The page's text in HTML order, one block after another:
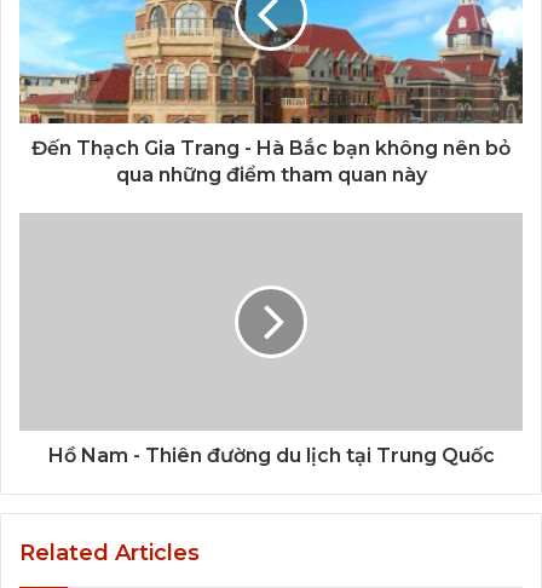
Đến Thạch Gia Trang - Hà Bắc bạn không nên bỏ
qua những điểm tham quan này
Hồ Nam - Thiên đường du lịch tại Trung Quốc
Related Articles